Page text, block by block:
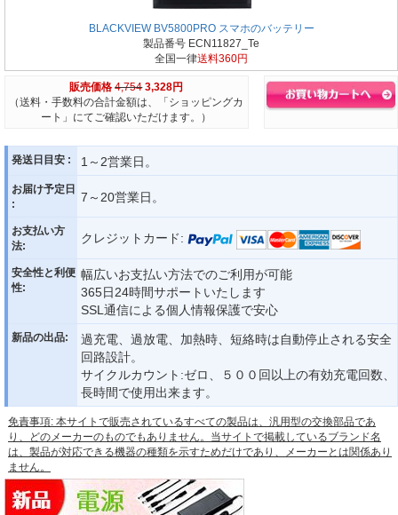
BLACKVIEW BV5800PRO スマホのバッテリー
製品番号 ECN11827_Te
全国一律送料360円
販売価格 4,754 3,328円
（送料・手数料の合計金額は、「ショッピングカ
ート」にてご確認いただけます。）
発送日目安 : 1～2営業日。
お届け予定日
:
7～20営業日。
お支払い方
法:
クレジットカード:
安全性と利便
性:
幅広いお支払い方法でのご利用が可能
365日24時間サポートいたします
SSL通信による個人情報保護で安心
新品の出品:
過充電、過放電、加熱時、短絡時は自動停止される安全
回路設計。
サイクルカウント:ゼロ、５００回以上の有効充電回数、
長時間で使用出来ます。
免責事項: 本サイトで販売されているすべての製品は、汎用型の交換部品であ
り、どのメーカーのものでもありません。当サイトで掲載しているブランド名
は、製品が対応できる機器の種類を示すためだけであり、メーカーとは関係あり
ません。